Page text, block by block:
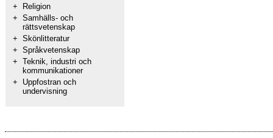
+
Religion
+ Samhälls- och
rättsvetenskap
+ Skönlitteratur
+ Språkvetenskap
+ Teknik, industri och
kommunikationer
+
Uppfostran och
undervisning